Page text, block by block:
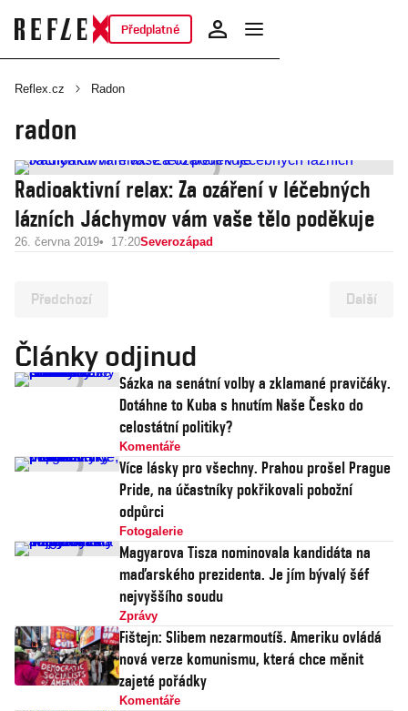
Předplatné
Reflex.cz Radon
radon
Radioaktivní relax: Za ozáření v léčebných
lázních Jáchymov vám vaše tělo poděkuje
26. června 2019 17:20Severozápad
Předchozí Další
Články odjinud
Sázka na senátní volby a zklamané pravičáky.
Dotáhne to Kuba s hnutím Naše Česko do
celostátní politiky?
Komentáře
Více lásky pro všechny. Prahou prošel Prague
Pride, na účastníky pokřikovali pobožní
odpůrci
Fotogalerie
Magyarova Tisza nominovala kandidáta na
maďarského prezidenta. Je jím bývalý šéf
nejvyššího soudu
Zprávy
Fištejn: Slibem nezarmoutíš. Ameriku ovládá
nová verze komunismu, která chce měnit
zajeté pořádky
Komentáře